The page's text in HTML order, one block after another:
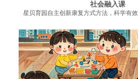
社会融入课
星贝育园自主创新康复方式方法，科学有效